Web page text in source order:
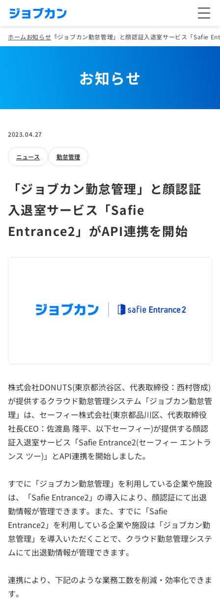
ホームお知らせ 「ジョブカン勤怠管理」と顔認証入退室サービス「Safie
お知らせ
2023.04.27
ニュース 勤怠管理
「ジョブカン勤怠管理」と顔認証
入退室サービス「Safie
Entrance2」がAPI連携を開始
株式会社DONUTS(東京都渋谷区、代表取締役：西村啓成)
が提供するクラウド勤怠管理システム「ジョブカン勤怠管
理」は、セーフィー株式会社(東京都品川区、代表取締役
社長CEO：佐渡島 隆平、以下セーフィー)が提供する顔認
証入退室サービス「Safie Entrance2(セーフィー エントラ
ンス ツー)」とAPI連携を開始しました。
すでに「ジョブカン勤怠管理」を利用している企業や施設
は、「Safie Entrance2」の導入により、顔認証にて出退
勤情報が管理できます。また、すでに「Safie
Entrance2」を利用している企業や施設は「ジョブカン勤
怠管理」を導入いただくことで、クラウド勤怠管理システ
ムにて出退勤情報が管理できます。
連携により、下記のような業務工数を削減・効率化できま
す。